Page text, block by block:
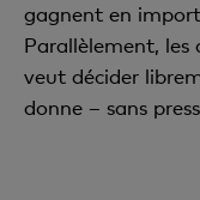
gagnent en
Parallèlement,
veut décider
donne – sans